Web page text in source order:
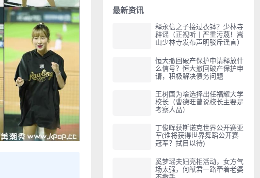
最新资讯
释永信之子接过衣钵？少林寺
辟谣（正视听丨严重污蔑！嵩
山少林寺发布声明驳斥谣言）
恒大撤回破产保护申请释放什
么信号？恒大撤回破产保护申
请，积极解决债务问题
王树国为啥选择出任福耀大学
校长（曹德旺曾说校长主要是
考察人品）
丁俊晖获斯诺克世界公开赛亚
军(谁将获得世界舞蹈公开赛
冠军？拭目以待)
奚梦瑶夫妇亮相活动，女方气
场太强，何猷君一路牵着老婆